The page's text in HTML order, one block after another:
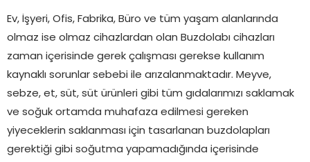
Ev, İşyeri, Ofis, Fabrika, Büro ve tüm yaşam alanlarında
olmaz ise olmaz cihazlardan olan Buzdolabı cihazları
zaman içerisinde gerek çalışması gerekse kullanım
kaynaklı sorunlar sebebi ile arızalanmaktadır. Meyve,
sebze, et, süt, süt ürünleri gibi tüm gıdalarımızı saklamak
ve soğuk ortamda muhafaza edilmesi gereken
yiyeceklerin saklanması için tasarlanan buzdolapları
gerektiği gibi soğutma yapamadığında içerisinde